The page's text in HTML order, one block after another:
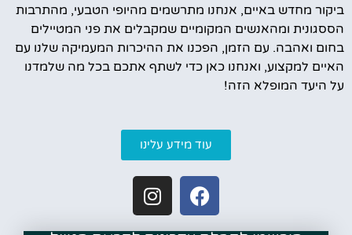
ביקור מחדש באיים, אנחנו מתרשמים מהיופי הטבעי, מהתרבות
הססגונית ומהאנשים המקומיים שמקבלים את פני המטיילים
בחום ואהבה. עם הזמן, הפכנו את ההיכרות המעמיקה שלנו עם
האיים למקצוע, ואנחנו כאן כדי לשתף אתכם בכל מה שלמדנו
על היעד המופלא הזה!
עוד מידע עלינו